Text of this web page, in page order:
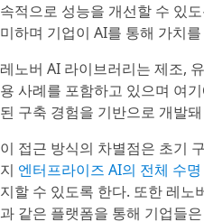
속적으로 성능을 개선할 수 있
미하며 기업이 AI를 통해 가치
레노버 AI 라이브러리는 제조,
용 사례를 포함하고 있으며 여
된 구축 경험을 기반으로 개발
이 접근 방식의 차별점은 초기
지 엔터프라이즈 AI의 전체 수명
지할 수 있도록 한다. 또한 레
과 같은 플랫폼을 통해 기업들